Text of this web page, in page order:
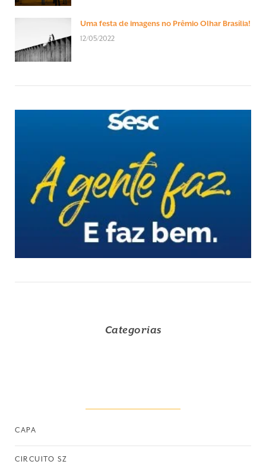
Uma festa de imagens no Prêmio Olhar Brasília!
12/05/2022
Categorias
CAPA
CIRCUITO SZ